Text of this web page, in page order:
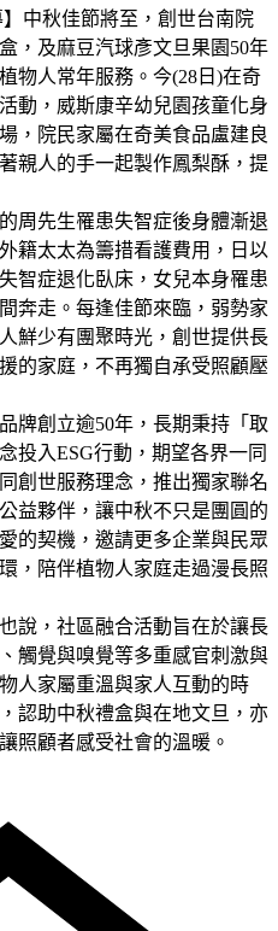
中秋佳節將至，創世台南院
，及麻豆汽球彥文旦果園50年
物人常年服務。今(28日)在奇
動，威斯康辛幼兒園孩童化身
，院民家屬在奇美食品盧建良
親人的手一起製作鳳梨酥，提
周先生罹患失智症後身體漸退
籍太太為籌措看護費用，日以
智症退化臥床，女兒本身罹患
奔走。每逢佳節來臨，弱勢家
鮮少有團聚時光，創世提供長
的家庭，不再獨自承受照顧壓
牌創立逾50年，長期秉持「取
投入ESG行動，期望各界一同
創世服務理念，推出獨家聯名
益夥伴，讓中秋不只是團圓的
的契機，邀請更多企業與民眾
，陪伴植物人家庭走過漫長照
說，社區融合活動旨在於讓長
觸覺與嗅覺等多重感官刺激與
人家屬重溫與家人互動的時
認助中秋禮盒與在地文旦，亦
照顧者感受社會的溫暖。